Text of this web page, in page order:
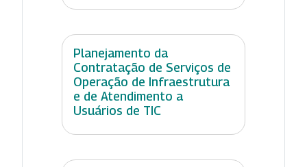
Planejamento da
Contratação de Serviços de
Operação de Infraestrutura
e de Atendimento a
Usuários de TIC